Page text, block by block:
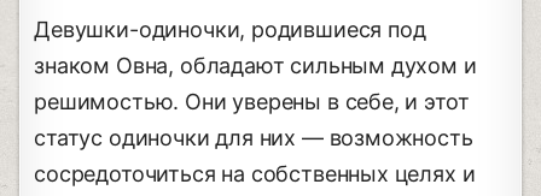
Девушки-одиночки, родившиеся под
знаком Овна, обладают сильным духом и
решимостью. Они уверены в себе, и этот
статус одиночки для них — возможность
сосредоточиться на собственных целях и